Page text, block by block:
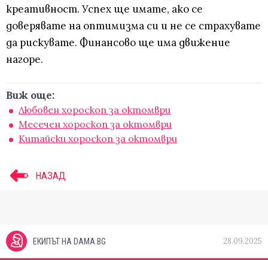
креативност. Успех ще имате, ако се
доверявате на оптимизма си и не се страхувате
да рискувате. Финансово ще има движение
нагоре.
Виж още:
Любовен хороскоп за октомври
Месечен хороскоп за октомври
Китайски хороскоп за октомври
НАЗАД
ЕКИПЪТ НА DAMA.BG 28.09.2025